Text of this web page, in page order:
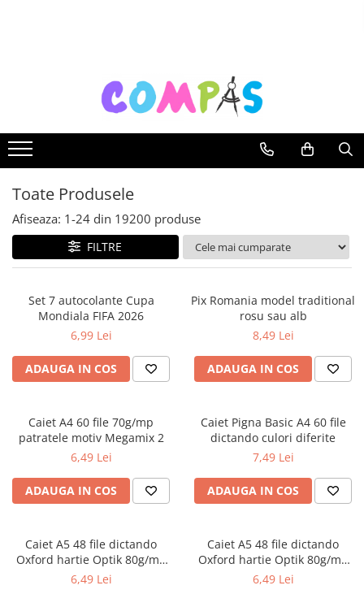
Noutăți Librăria Compas
Souvenir România
Rechizite școlare
Instrumente de scris
Stilouri școlare
Rollere și finelinere
Markere și textmarkere
Creioane grafice
Creioane colorate
Creioane cerate
Radiere
Ascutițori
Mine și rezerve
Cretă școlară și creativă
Coperți caiete si cărți
Carnete pentru elevi
Lupe și articole educative
Foarfece școlare
Toate Produsele
Afiseaza: 1-24 din 19200 produse
FILTRE
Set 7 autocolante Cupa
Mondiala FIFA 2026
6,99 Lei
ADAUGA IN COS
Pix Romania model traditional
rosu sau alb
8,49 Lei
ADAUGA IN COS
Caiet A4 60 file 70g/mp
patratele motiv Megamix 2
6,49 Lei
ADAUGA IN COS
Caiet Pigna Basic A4 60 file
dictando culori diferite
7,49 Lei
ADAUGA IN COS
Caiet A5 48 file dictando
Oxford hartie Optik 80g/mp
motiv Touch Trend
6,49 Lei
Caiet A5 48 file dictando
Oxford hartie Optik 80g/mp
diverse culori
6,49 Lei